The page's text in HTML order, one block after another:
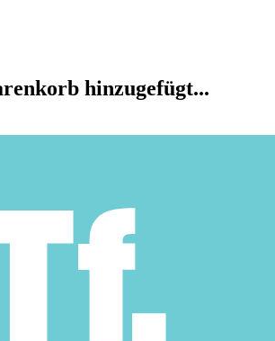
hinzugefügt...